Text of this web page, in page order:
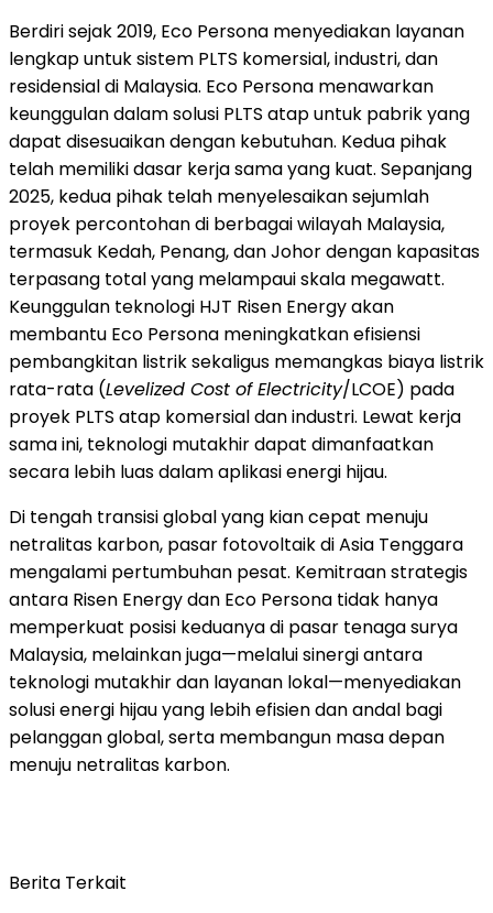
Berdiri sejak 2019, Eco Persona menyediakan layanan
lengkap untuk sistem PLTS komersial, industri, dan
residensial di Malaysia. Eco Persona menawarkan
keunggulan dalam solusi PLTS atap untuk pabrik yang
dapat disesuaikan dengan kebutuhan. Kedua pihak
telah memiliki dasar kerja sama yang kuat. Sepanjang
2025, kedua pihak telah menyelesaikan sejumlah
proyek percontohan di berbagai wilayah Malaysia,
termasuk Kedah, Penang, dan Johor dengan kapasitas
terpasang total yang melampaui skala megawatt.
Keunggulan teknologi HJT Risen Energy akan
membantu Eco Persona meningkatkan efisiensi
pembangkitan listrik sekaligus memangkas biaya listrik
rata-rata (Levelized Cost of Electricity/LCOE) pada
proyek PLTS atap komersial dan industri. Lewat kerja
sama ini, teknologi mutakhir dapat dimanfaatkan
secara lebih luas dalam aplikasi energi hijau.
Di tengah transisi global yang kian cepat menuju
netralitas karbon, pasar fotovoltaik di Asia Tenggara
mengalami pertumbuhan pesat. Kemitraan strategis
antara Risen Energy dan Eco Persona tidak hanya
memperkuat posisi keduanya di pasar tenaga surya
Malaysia, melainkan juga—melalui sinergi antara
teknologi mutakhir dan layanan lokal—menyediakan
solusi energi hijau yang lebih efisien dan andal bagi
pelanggan global, serta membangun masa depan
menuju netralitas karbon.
Berita Terkait